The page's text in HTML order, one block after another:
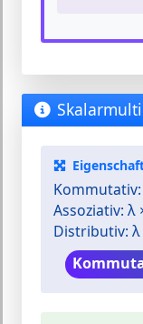
Kommutativ:
Assoziativ: λ
Distributiv: λ